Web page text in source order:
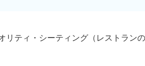
ティ・シーティング（レストラン